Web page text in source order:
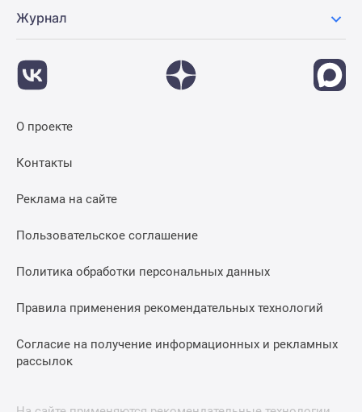
Журнал
О проекте
Контакты
Реклама на сайте
Пользовательское соглашение
Политика обработки персональных данных
Правила применения рекомендательных технологий
Согласие на получение информационных и рекламных
рассылок